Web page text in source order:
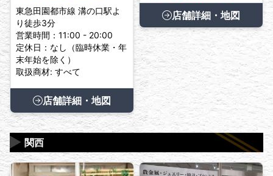
東急田園都市線 溝の口駅よ
り徒歩3分
営業時間：11:00 - 20:00
定休日：なし（臨時休業・年
末年始を除く）
取扱商材: すべて
店舗詳細・地図
店舗詳細・地図
関西
▶